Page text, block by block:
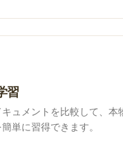
習
ュメントを比較して、本
単に習得できます。